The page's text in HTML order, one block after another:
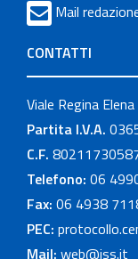
Mail
CONTATTI
Viale Regina
Partita I.V.A.
C.F.
Telefono: 06
Fax: 06 4938
PEC:
Mail: web@iss.it